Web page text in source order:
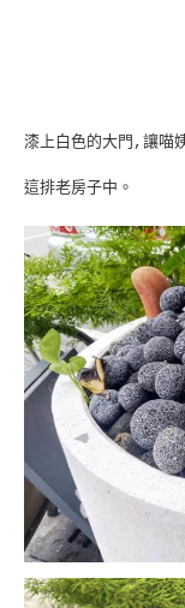
漆上白色的大門,讓喵
這排老房子中。